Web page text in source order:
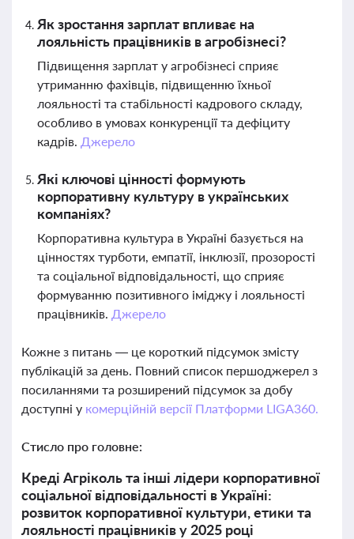
Як зростання зарплат впливає на
лояльність працівників в агробізнесі?
Підвищення зарплат у агробізнесі сприяє
утриманню фахівців, підвищенню їхньої
лояльності та стабільності кадрового складу,
особливо в умовах конкуренції та дефіциту
кадрів. Джерело
Які ключові цінності формують
корпоративну культуру в українських
компаніях?
Корпоративна культура в Україні базується на
цінностях турботи, емпатії, інклюзії, прозорості
та соціальної відповідальності, що сприяє
формуванню позитивного іміджу і лояльності
працівників. Джерело
Кожне з питань — це короткий підсумок змісту
публікацій за день. Повний список першоджерел з
посиланнями та розширений підсумок за добу
доступні у комерційній версії Платформи LIGA360.
Стисло про головне:
Креді Агріколь та інші лідери корпоративної
соціальної відповідальності в Україні:
розвиток корпоративної культури, етики та
лояльності працівників у 2025 році